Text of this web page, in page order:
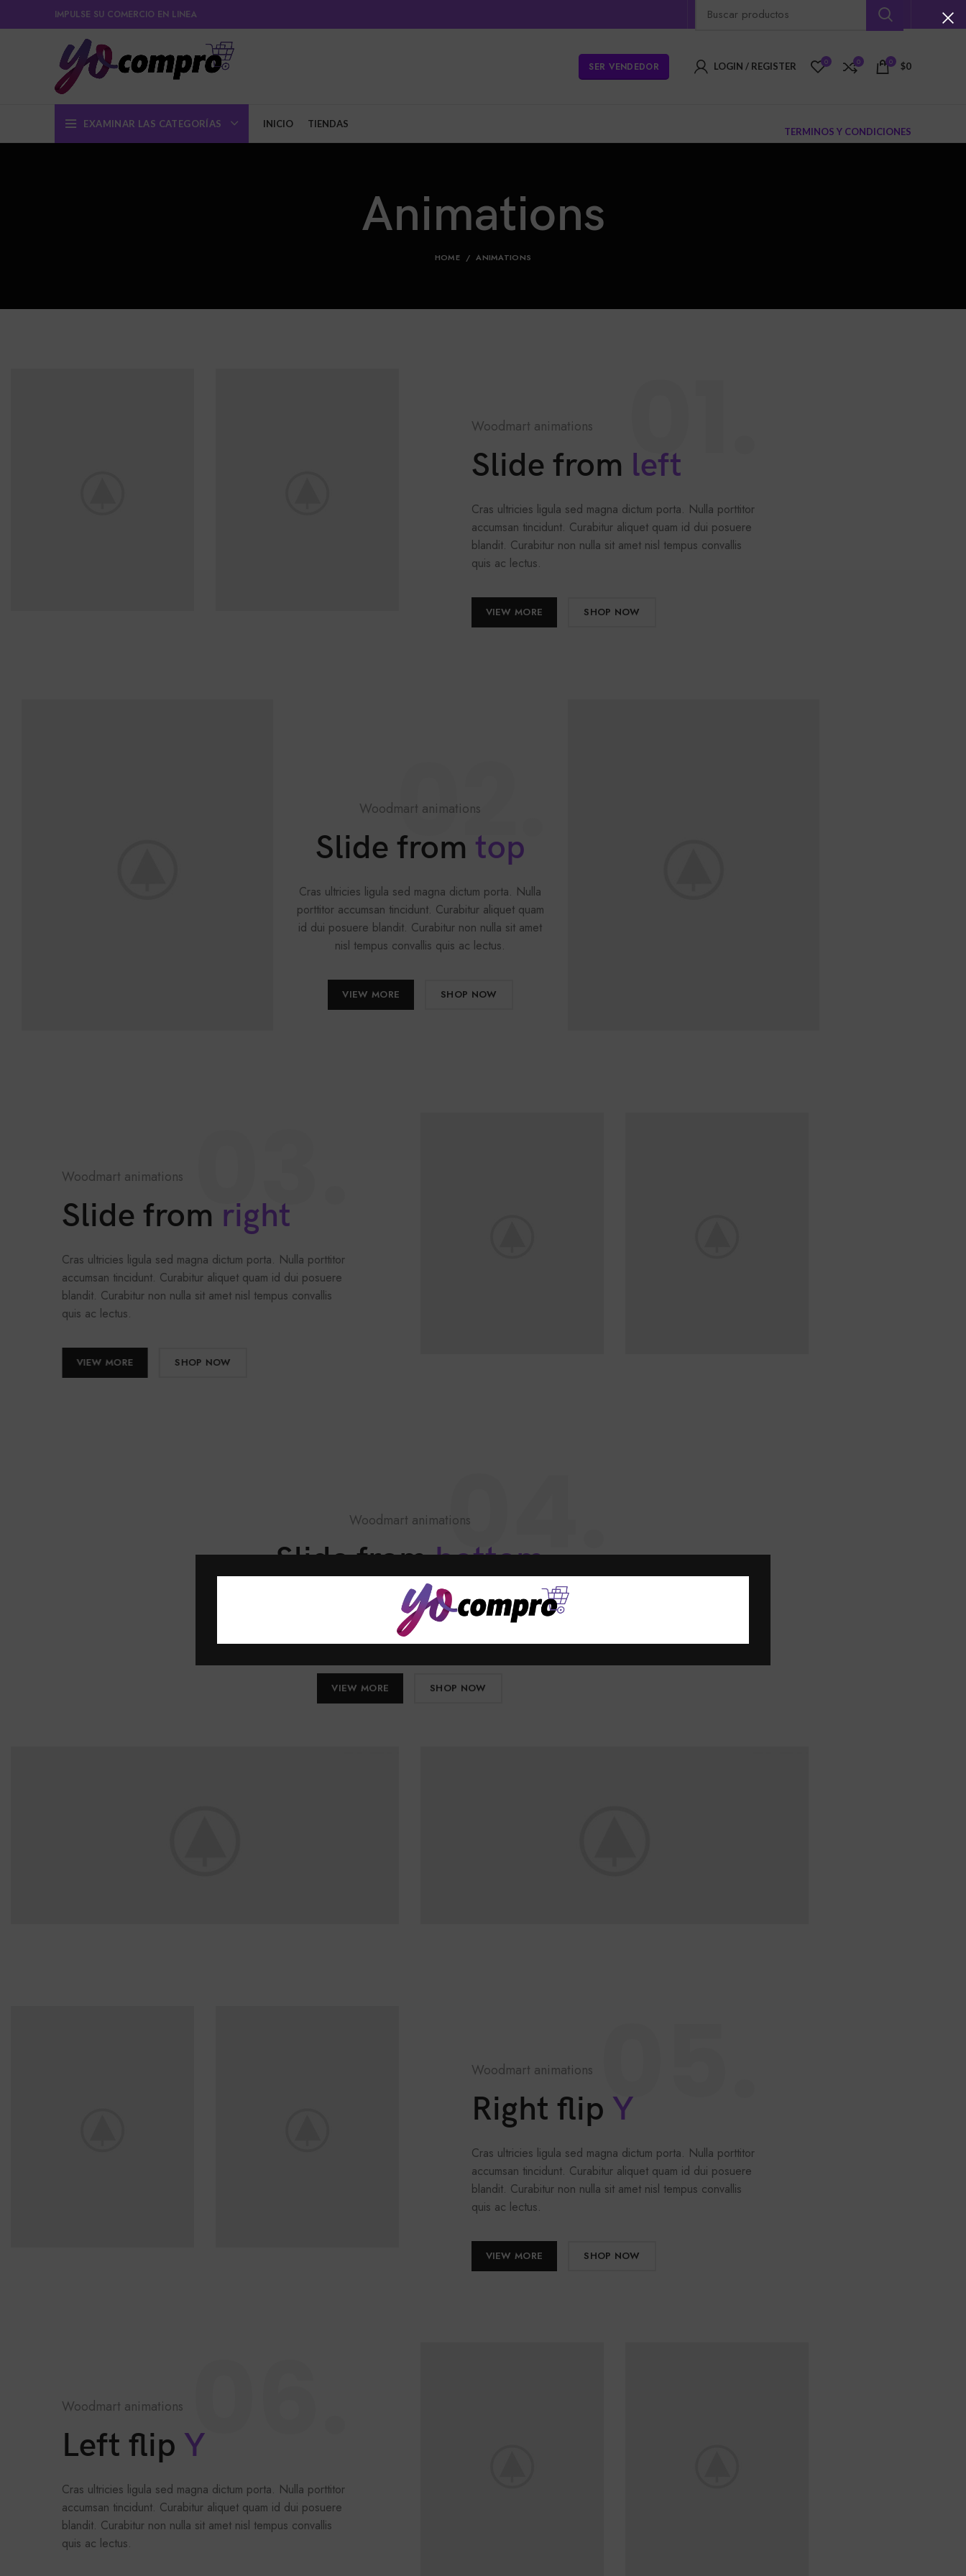
IMPULSE SU COMERCIO EN LINEA
SER VENDEDOR LOGIN / REGISTER 0 0 0 $0
EXAMINAR LAS CATEGORÍAS INICIO TIENDAS
TERMINOS Y CONDICIONES
Animations
HOME ANIMATIONS
01.
Woodmart animations
Slide from left
Cras ultricies ligula sed magna dictum porta. Nulla porttitor
accumsan tincidunt. Curabitur aliquet quam id dui posuere
blandit. Curabitur non nulla sit amet nisl tempus convallis
quis ac lectus.
VIEW MORE SHOP NOW
02.
Woodmart animations
Slide from top
Cras ultricies ligula sed magna dictum porta. Nulla
porttitor accumsan tincidunt. Curabitur aliquet quam
id dui posuere blandit. Curabitur non nulla sit amet
nisl tempus convallis quis ac lectus.
VIEW MORE SHOP NOW
03.
Woodmart animations
Slide from right
Cras ultricies ligula sed magna dictum porta. Nulla porttitor
accumsan tincidunt. Curabitur aliquet quam id dui posuere
blandit. Curabitur non nulla sit amet nisl tempus convallis
quis ac lectus.
VIEW MORE SHOP NOW
04.
Woodmart animations
Slide frombottom
Cras ultricies ligula sed magna dictum porta. Nulla porttitor accumsan tincidunt.
Curabitur aliquet quam id dui posuere blandit. Curabitur non nulla sit amet nisl
tempus convallis quis ac lectus.
VIEW MORE SHOP NOW
05.
Woodmart animations
Right flip Y
Cras ultricies ligula sed magna dictum porta. Nulla porttitor
accumsan tincidunt. Curabitur aliquet quam id dui posuere
blandit. Curabitur non nulla sit amet nisl tempus convallis
quis ac lectus.
VIEW MORE SHOP NOW
06.
Woodmart animations
Left flip Y
Cras ultricies ligula sed magna dictum porta. Nulla porttitor
accumsan tincidunt. Curabitur aliquet quam id dui posuere
blandit. Curabitur non nulla sit amet nisl tempus convallis
quis ac lectus.